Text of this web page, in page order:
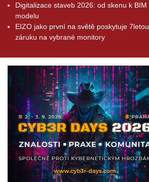
Digitalizace staveb 2026: od skenu k BIM
modelu
EIZO jako první na světě poskytuje 7letou
záruku na vybrané monitory